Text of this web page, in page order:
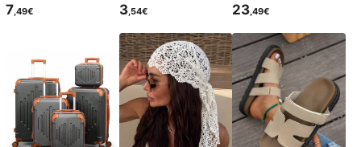
7 ,49€ 3,54€ 23 ,49€